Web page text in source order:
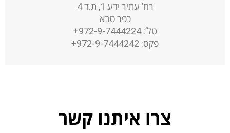
רח’ עתיר ידע 1, ת.ד 4
כפר סבא
טל’: 972-9-7444224+
פקס: 972-9-7444242+
צרו איתנו קשר